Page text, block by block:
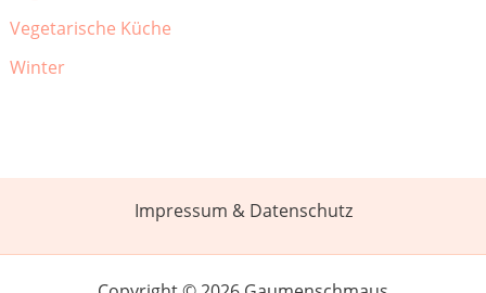
Vegetarische Küche
Winter
Impressum & Datenschutz